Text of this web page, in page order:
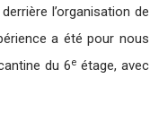
l’organisation de
a été pour nous
du 6eétage, avec